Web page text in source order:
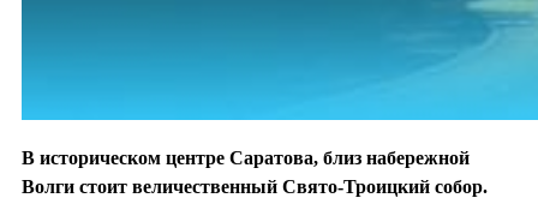
В историческом центре Саратова, близ набережной
Волги стоит величественный Свято-Троицкий собор.